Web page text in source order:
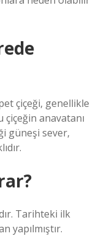
çiçeği, genellikle
anavatanı
güneşi sever,
Tarihteki ilk
yapılmıştır.